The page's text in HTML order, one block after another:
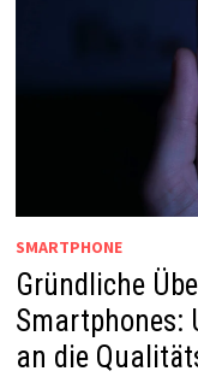
SMARTPHONE
Gründliche
Smartphones:
an die